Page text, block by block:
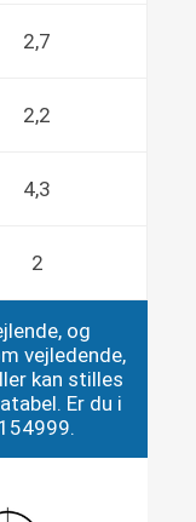
2,7
2,2
4,3
2
og
vejledende,
kan stilles
Er du i